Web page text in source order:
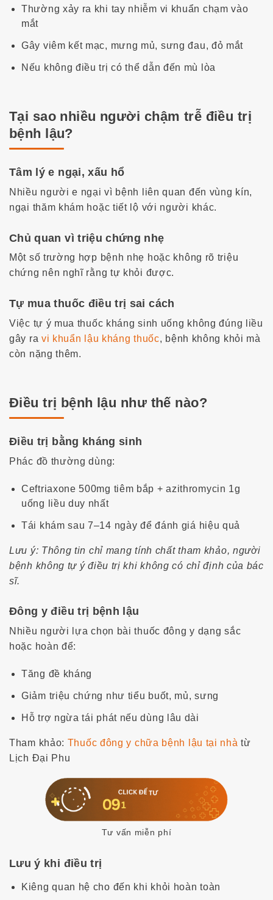
Thường xảy ra khi tay nhiễm vi khuẩn chạm vào
mắt
Gây viêm kết mạc, mưng mủ, sưng đau, đỏ mắt
Nếu không điều trị có thể dẫn đến mù lòa
Tại sao nhiều người chậm trễ điều trị
bệnh lậu?
Tâm lý e ngại, xấu hổ
Nhiều người e ngại vì bệnh liên quan đến vùng kín,
ngại thăm khám hoặc tiết lộ với người khác.
Chủ quan vì triệu chứng nhẹ
Một số trường hợp bệnh nhẹ hoặc không rõ triệu
chứng nên nghĩ rằng tự khỏi được.
Tự mua thuốc điều trị sai cách
Việc tự ý mua thuốc kháng sinh uống không đúng liều
gây ra vi khuẩn lậu kháng thuốc, bệnh không khỏi mà
còn nặng thêm.
Điều trị bệnh lậu như thế nào?
Điều trị bằng kháng sinh
Phác đồ thường dùng:
Ceftriaxone 500mg tiêm bắp + azithromycin 1g
uống liều duy nhất
Tái khám sau 7–14 ngày để đánh giá hiệu quả
Lưu ý: Thông tin chỉ mang tính chất tham khảo, người
bệnh không tự ý điều trị khi không có chỉ định của bác
sĩ.
Đông y điều trị bệnh lậu
Nhiều người lựa chọn bài thuốc đông y dạng sắc
hoặc hoàn để:
Tăng đề kháng
Giảm triệu chứng như tiểu buốt, mủ, sưng
Hỗ trợ ngừa tái phát nếu dùng lâu dài
Tham khảo: Thuốc đông y chữa bệnh lậu tại nhà từ
Lịch Đại Phu
Tư vấn miễn phí
Lưu ý khi điều trị
Kiêng quan hệ cho đến khi khỏi hoàn toàn